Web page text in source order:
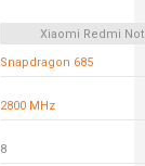
Xiaomi Redmi
Snapdragon 685
2800 MHz
8